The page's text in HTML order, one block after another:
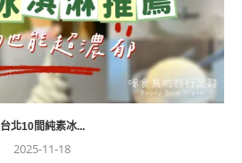
台北10間純素冰...
2025-11-18